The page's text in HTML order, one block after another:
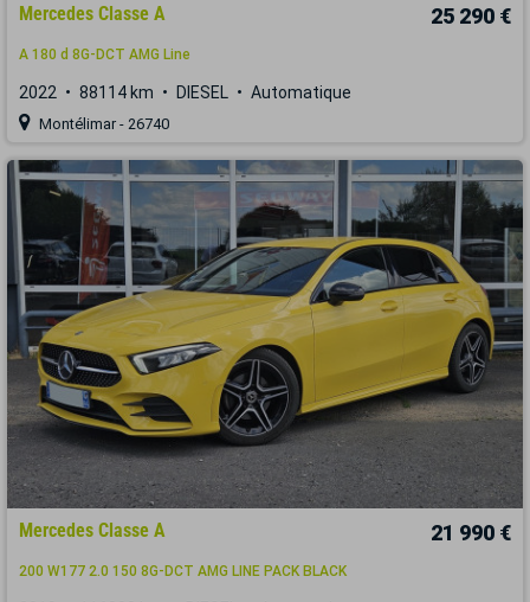
Mercedes Classe A 25 290 €
A 180 d 8G-DCT AMG Line
2022 88114 km DIESEL Automatique
Montélimar - 26740
Mercedes Classe A 21 990 €
200 W177 2.0 150 8G-DCT AMG LINE PACK BLACK